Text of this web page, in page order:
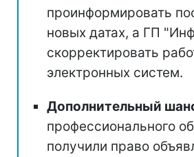
проинформировать
новых датах, а ГП
скорректировать
электронных систем.
Дополнительный
профессионального
получили право